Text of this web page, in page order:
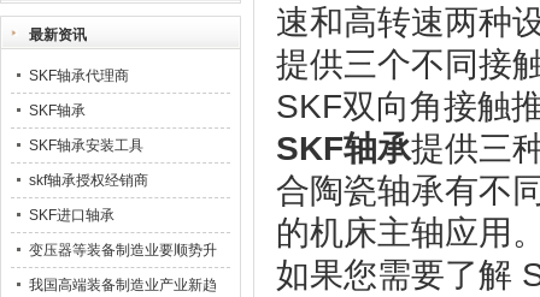
最新资讯
SKF轴承代理商
SKF轴承
SKF轴承安装工具
skf轴承授权经销商
SKF进口轴承
变压器等装备制造业要顺势升
级23
我国高端装备制造业产业新趋
速和高转速两种
提供三个不同接
SKF双向角接触
SKF轴承提供三
合陶瓷轴承有不
的机床主轴应用
如果您需要了解